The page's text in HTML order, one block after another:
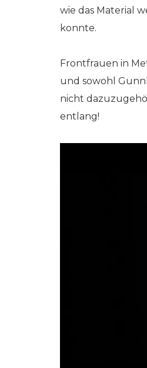
wie das Material
konnte.
Frontfrauen in
und sowohl
nicht
entlang!